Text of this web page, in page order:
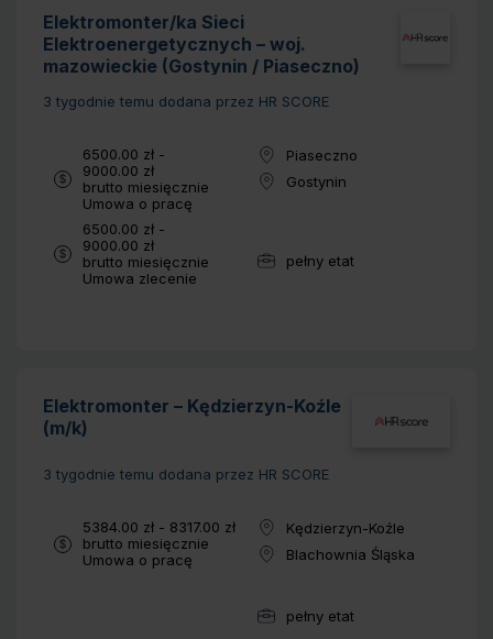
Elektromonter/ka Sieci
Elektroenergetycznych – woj.
mazowieckie (Gostynin / Piaseczno)
3 tygodnie temu dodana przez HR SCORE
Wynagrodzenie:
6500.00 zł -
9000.00 zł
brutto miesięcznie
Typ umowy:
Umowa o pracę
Wynagrodzenie:
6500.00 zł -
9000.00 zł
brutto miesięcznie
Typ umowy:
Umowa zlecenie
Lokalizacja:
Piaseczno
Lokalizacja:
Gostynin
Wymiar pracy:
pełny etat
Elektromonter – Kędzierzyn-Koźle
(m/k)
3 tygodnie temu dodana przez HR SCORE
Wynagrodzenie:
5384.00 zł - 8317.00 zł
brutto miesięcznie
Typ umowy:
Umowa o pracę
Lokalizacja:
Kędzierzyn-Koźle
Lokalizacja:
Blachownia Śląska
Wymiar pracy:
pełny etat